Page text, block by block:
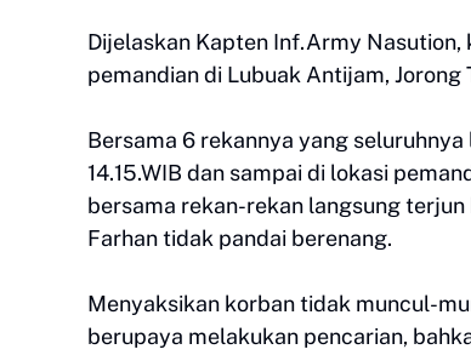
Dijelaskan Kapten Inf.Army
pemandian di Lubuak Antijam,
Bersama 6 rekannya yang
14.15.WIB dan sampai di lokasi
bersama rekan-rekan langsung
Farhan tidak pandai berenang.
Menyaksikan korban tidak muncul-
berupaya melakukan pencarian,